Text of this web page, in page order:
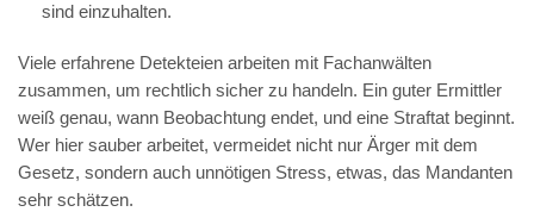
sind einzuhalten.
Viele erfahrene Detekteien arbeiten mit Fachanwälten
zusammen, um rechtlich sicher zu handeln. Ein guter Ermittler
weiß genau, wann Beobachtung endet, und eine Straftat beginnt.
Wer hier sauber arbeitet, vermeidet nicht nur Ärger mit dem
Gesetz, sondern auch unnötigen Stress, etwas, das Mandanten
sehr schätzen.